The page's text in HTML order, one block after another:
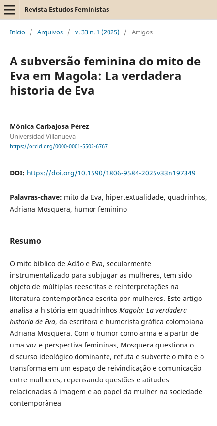
Revista Estudos Feministas
Início / Arquivos / v. 33 n. 1 (2025) / Artigos
A subversão feminina do mito de
Eva em Magola: La verdadera
historia de Eva
Mónica Carbajosa Pérez
Universidad Villanueva
https://orcid.org/0000-0001-5502-6767
DOI: https://doi.org/10.1590/1806-9584-2025v33n197349
Palavras-chave: mito da Eva, hipertextualidade, quadrinhos,
Adriana Mosquera, humor feminino
Resumo
O mito bíblico de Adão e Eva, secularmente
instrumentalizado para subjugar as mulheres, tem sido
objeto de múltiplas reescritas e reinterpretações na
literatura contemporânea escrita por mulheres. Este artigo
analisa a história em quadrinhos Magola: La verdadera
historia de Eva, da escritora e humorista gráfica colombiana
Adriana Mosquera. Com o humor como arma e a partir de
uma voz e perspectiva femininas, Mosquera questiona o
discurso ideológico dominante, refuta e subverte o mito e o
transforma em um espaço de reivindicação e comunicação
entre mulheres, repensando questões e atitudes
relacionadas à imagem e ao papel da mulher na sociedade
contemporânea.